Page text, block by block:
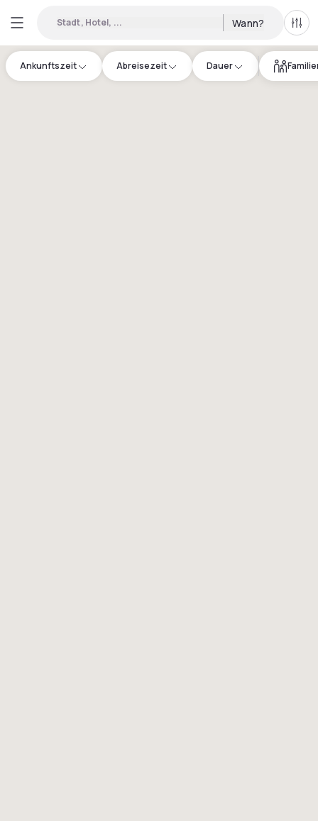
Stadt, Hotel, ... Wann? Alle
Ankunftszeit Abreisezeit Dauer